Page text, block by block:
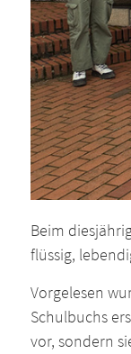
Beim
flüssig,
Vorgelesen
Schulbuchs
vor, sondern